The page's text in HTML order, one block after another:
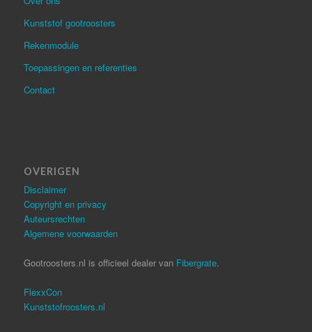
Kunststof gootroosters
Rekenmodule
Toepassingen en referenties
Contact
OVERIGEN
Disclaimer
Copyright en privacy
Auteursrechten
Algemene voorwaarden
Gootroosters.nl is officieel dealer van Fibergrate.
FlexxCon
Kunststofroosters.nl